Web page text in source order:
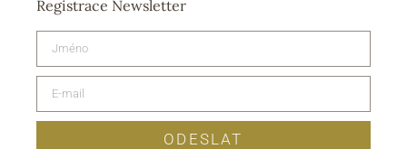
Registrace Newsletter
ODESLAT